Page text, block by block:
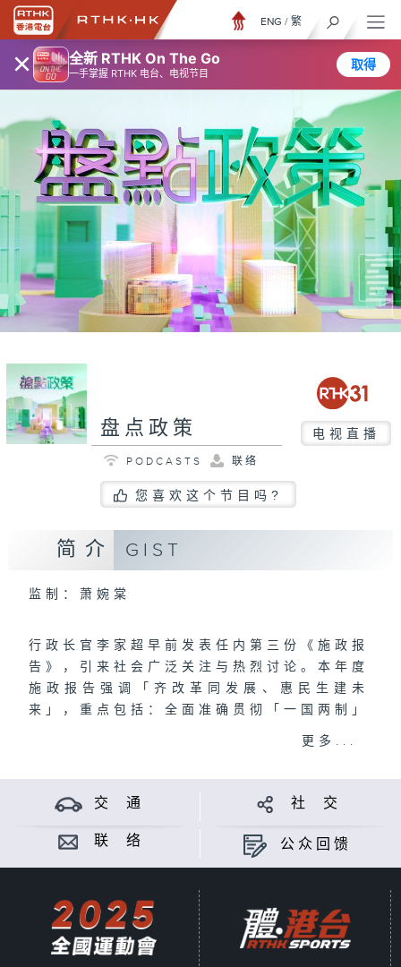
× 全新 RTHK On The Go
一手掌握 RTHK 电台、电视节目
取得
ENG / 繁
盘点政策 电视直播
PODCASTS 联络
您喜欢这个节目吗?
简介 GIST
监制：萧婉棠
行政长官李家超早前发表任内第三份《施政报
告》，引来社会广泛关注与热烈讨论。本年度
施政报告强调「齐改革同发展、惠民生建未
来」，重点包括：全面准确贯彻「一国两制」
强化政府治理体系、巩固提升自身优势、发展
居、深化医疗体系改革、构建关爱共融社会。
全新一辑《盘点政策》由行政长官李家超揭开
序幕，亲自解说其《施政报告》的理念与执政
方针；及后亦邀请各司局长等官员，讲解政策
主持：黄永、杨文锐、陈淽菁
更多...
交 通 社 交
联 络 公众回馈